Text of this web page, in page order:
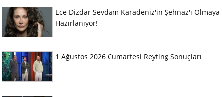
Ece Dizdar Sevdam Karadeniz'in Şehnaz'ı Olmaya
Hazırlanıyor!
1 Ağustos 2026 Cumartesi Reyting Sonuçları